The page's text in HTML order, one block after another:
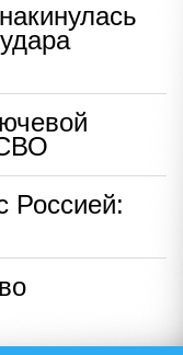
Россией: